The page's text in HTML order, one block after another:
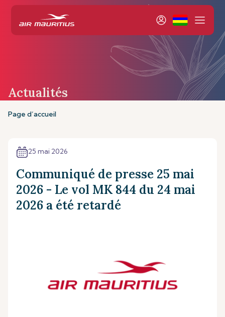
Actualités
Page d’accueil
25 mai 2026
Communiqué de presse 25 mai
2026 - Le vol MK 844 du 24 mai
2026 a été retardé